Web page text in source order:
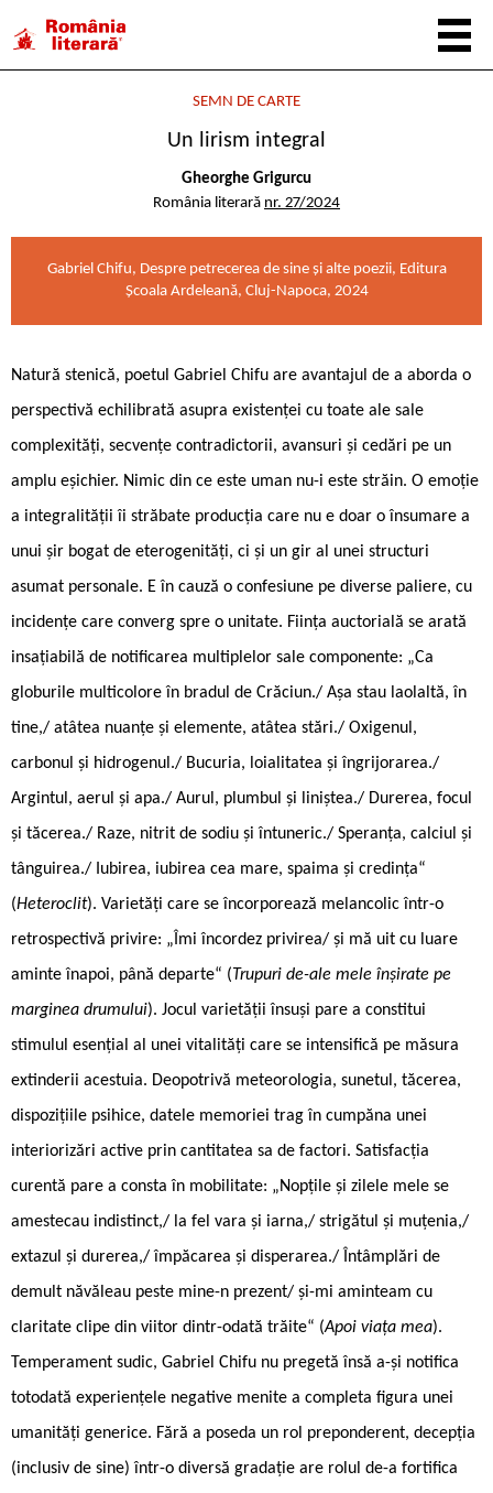
SEMN DE CARTE
Un lirism integral
Gheorghe Grigurcu
România literară nr. 27/2024
Gabriel Chifu, Despre petrecerea de sine și alte poezii, Editura
Școala Ardeleană, Cluj-Napoca, 2024
Natură stenică, poetul Gabriel Chifu are avantajul de a aborda o
perspectivă echilibrată asupra existenței cu toate ale sale
complexități, secvențe contradictorii, avansuri și cedări pe un
amplu eșichier. Nimic din ce este uman nu-i este străin. O emoție
a integralității îi străbate producția care nu e doar o însumare a
unui șir bogat de eterogenități, ci și un gir al unei structuri
asumat personale. E în cauză o confesiune pe diverse paliere, cu
incidențe care converg spre o unitate. Ființa auctorială se arată
insațiabilă de notificarea multiplelor sale componente: „Ca
globurile multicolore în bradul de Crăciun./ Așa stau laolaltă, în
tine,/ atâtea nuanțe și elemente, atâtea stări./ Oxigenul,
carbonul și hidrogenul./ Bucuria, loialitatea și îngrijorarea./
Argintul, aerul și apa./ Aurul, plumbul și liniștea./ Durerea, focul
și tăcerea./ Raze, nitrit de sodiu și întuneric./ Speranța, calciul și
tânguirea./ Iubirea, iubirea cea mare, spaima și credința“
(Heteroclit). Varietăți care se încorporează melancolic într-o
retrospectivă privire: „Îmi încordez privirea/ și mă uit cu luare
aminte înapoi, până departe“ (Trupuri de-ale mele înșirate pe
marginea drumului). Jocul varietății însuși pare a constitui
stimulul esențial al unei vitalități care se intensifică pe măsura
extinderii acestuia. Deopotrivă meteorologia, sunetul, tăcerea,
dispozițiile psihice, datele memoriei trag în cumpăna unei
interiorizări active prin cantitatea sa de factori. Satisfacția
curentă pare a consta în mobilitate: „Nopțile și zilele mele se
amestecau indistinct,/ la fel vara și iarna,/ strigătul și muțenia,/
extazul și durerea,/ împăcarea și disperarea./ Întâmplări de
demult năvăleau peste mine-n prezent/ și-mi aminteam cu
claritate clipe din viitor dintr-odată trăite“ (Apoi viața mea).
Temperament sudic, Gabriel Chifu nu pregetă însă a-și notifica
totodată experiențele negative menite a completa figura unei
umanități generice. Fără a poseda un rol preponderent, decepția
(inclusiv de sine) într-o diversă gradație are rolul de-a fortifica